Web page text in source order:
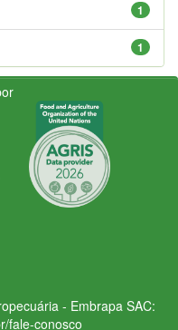
1
1
- Embrapa SAC:
fale-conosco